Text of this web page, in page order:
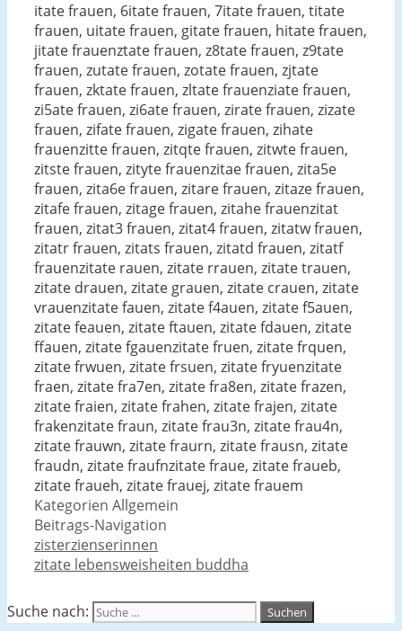
itate frauen, 6itate frauen, 7itate frauen, titate
frauen, uitate frauen, gitate frauen, hitate frauen,
jitate frauenztate frauen, z8tate frauen, z9tate
frauen, zutate frauen, zotate frauen, zjtate
frauen, zktate frauen, zltate frauenziate frauen,
zi5ate frauen, zi6ate frauen, zirate frauen, zizate
frauen, zifate frauen, zigate frauen, zihate
frauenzitte frauen, zitqte frauen, zitwte frauen,
zitste frauen, zityte frauenzitae frauen, zita5e
frauen, zita6e frauen, zitare frauen, zitaze frauen,
zitafe frauen, zitage frauen, zitahe frauenzitat
frauen, zitat3 frauen, zitat4 frauen, zitatw frauen,
zitatr frauen, zitats frauen, zitatd frauen, zitatf
frauenzitate rauen, zitate rrauen, zitate trauen,
zitate drauen, zitate grauen, zitate crauen, zitate
vrauenzitate fauen, zitate f4auen, zitate f5auen,
zitate feauen, zitate ftauen, zitate fdauen, zitate
ffauen, zitate fgauenzitate fruen, zitate frquen,
zitate frwuen, zitate frsuen, zitate fryuenzitate
fraen, zitate fra7en, zitate fra8en, zitate frazen,
zitate fraien, zitate frahen, zitate frajen, zitate
frakenzitate fraun, zitate frau3n, zitate frau4n,
zitate frauwn, zitate fraurn, zitate frausn, zitate
fraudn, zitate fraufnzitate fraue, zitate fraueb,
zitate fraueh, zitate frauej, zitate frauem
Kategorien Allgemein
Beitrags-Navigation
zisterzienserinnen
zitate lebensweisheiten buddha
Suche nach: